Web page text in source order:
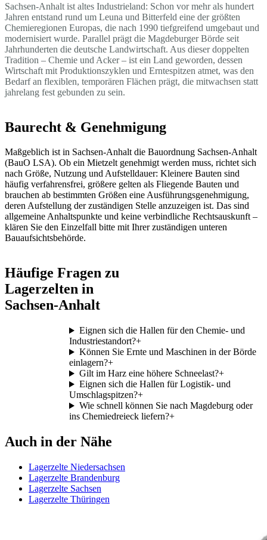
Sachsen-Anhalt ist altes Industrieland: Schon vor mehr als hundert
Jahren entstand rund um Leuna und Bitterfeld eine der größten
Chemieregionen Europas, die nach 1990 tiefgreifend umgebaut und
modernisiert wurde. Parallel prägt die Magdeburger Börde seit
Jahrhunderten die deutsche Landwirtschaft. Aus dieser doppelten
Tradition – Chemie und Acker – ist ein Land geworden, dessen
Wirtschaft mit Produktionszyklen und Erntespitzen atmet, was den
Bedarf an flexiblen, temporären Flächen prägt, die mitwachsen statt
jahrelang fest gebunden zu sein.
Baurecht & Genehmigung
Maßgeblich ist in Sachsen-Anhalt die Bauordnung Sachsen-Anhalt
(BauO LSA). Ob ein Mietzelt genehmigt werden muss, richtet sich
nach Größe, Nutzung und Aufstelldauer: Kleinere Bauten sind
häufig verfahrensfrei, größere gelten als Fliegende Bauten und
brauchen ab bestimmten Größen eine Ausführungsgenehmigung,
deren Aufstellung der zuständigen Stelle anzuzeigen ist. Das sind
allgemeine Anhaltspunkte und keine verbindliche Rechtsauskunft –
klären Sie den Einzelfall bitte mit Ihrer zuständigen unteren
Bauaufsichtsbehörde.
Häufige Fragen zu
Lagerzelten in
Sachsen-Anhalt
Eignen sich die Hallen für den Chemie- und
Industriestandort?+
Können Sie Ernte und Maschinen in der Börde
einlagern?+
Gilt im Harz eine höhere Schneelast?+
Eignen sich die Hallen für Logistik- und
Umschlagspitzen?+
Wie schnell können Sie nach Magdeburg oder
ins Chemiedreieck liefern?+
Auch in der Nähe
Lagerzelte Niedersachsen
Lagerzelte Brandenburg
Lagerzelte Sachsen
Lagerzelte Thüringen